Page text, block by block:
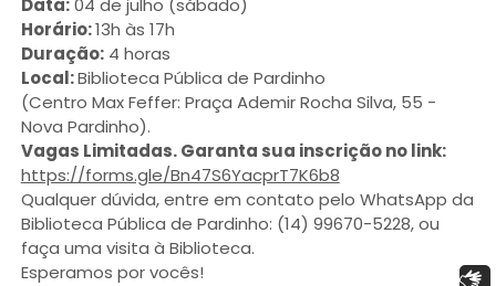
Data:04 de julho (sábado)
Horário:13h às 17h
Duração:4 horas
Local:Biblioteca Pública de Pardinho
(Centro Max Feffer: Praça Ademir Rocha Silva, 55 -
Nova Pardinho).
Vagas Limitadas. Garanta sua inscrição no link:
https://forms.gle/Bn47S6YacprT7K6b8
Qualquer dúvida, entre em contato pelo WhatsApp da
Biblioteca Pública de Pardinho: (14) 99670-5228, ou
faça uma visita à Biblioteca.
Esperamos por vocês!